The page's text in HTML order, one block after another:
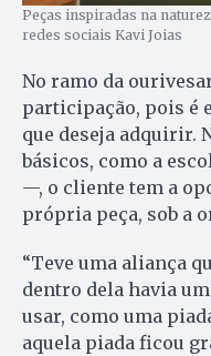
Peças inspiradas na
redes sociais Kavi Joias
No ramo da
participação, pois é
que deseja adquirir.
básicos, como a
—, o cliente tem a
própria peça, sob a
“Teve uma aliança
dentro dela havia
usar, como uma
aquela piada ficou